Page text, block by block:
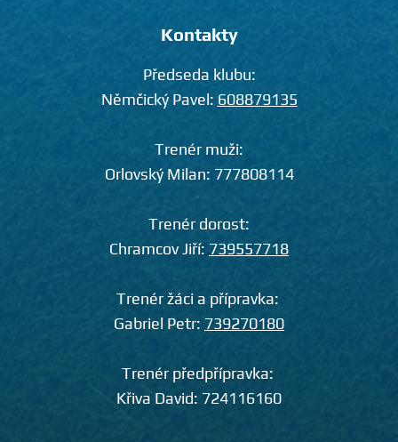
Kontakty
Předseda klubu:
Němčický Pavel: 608879135
Trenér muži:
Orlovský Milan: 777808114
Trenér dorost:
Chramcov Jiří: 739557718
Trenér žáci a přípravka:
Gabriel Petr: 739270180
Trenér předpřípravka:
Křiva David: 724116160